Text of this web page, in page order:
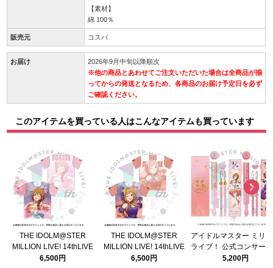
【素材】
綿 100％
販売元 コスパ
お届け
2026年9月中旬以降順次
※他の商品とあわせてご注文いただいた場合は全商品が揃
ってからの発送となるため、各商品のお届け予定日を必ず
ご確認ください。
このアイテムを買っている人はこんなアイテムも買っています
THE IDOLM@STER
MILLION LIVE! 14thLIVE
DAY2 主演記念 公式フルグ
6,500円
THE IDOLM@STER
MILLION LIVE! 14thLIVE
DAY2 主演記念 公式フルグ
6,500円
アイドルマスター ミリ
ライブ！ 公式コンサー
イト&リングライトセッ
5,200円